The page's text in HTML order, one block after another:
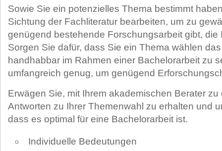
Sowie Sie ein potenzielles Thema bestimmt
Sichtung der Fachliteratur bearbeiten, um zu
genügend bestehende Forschungsarbeit gibt, die
Sorgen Sie dafür, dass Sie ein Thema wählen
handhabbar im Rahmen einer Bachelorarbeit zu
umfangreich genug, um genügend
Erwägen Sie, mit Ihrem akademischen Berater zu
Antworten zu Ihrer Themenwahl zu erhalten und
dass es optimal für eine Bachelorarbeit ist.
Individuelle Bedeutungen